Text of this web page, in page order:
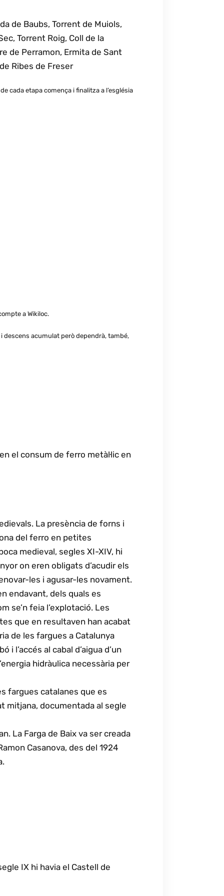
de Baubs, Torrent de Muiols,
Torrent Roig, Coll de la
de Perramon, Ermita de Sant
Ribes de Freser
cada etapa comença i finalitza a l’església
a Wikiloc.
descens acumulat però dependrà, també,
el consum de ferro metàl·lic en
La presència de forns i
del ferro en petites
medieval, segles XI-XIV, hi
on eren obligats d’acudir els
les i agusar-les novament.
endavant, dels quals es
se’n feia l’explotació. Les
que en resultaven han acabat
de les fargues a Catalunya
l’accés al cabal d’aigua d’un
hidràulica necessària per
fargues catalanes que es
mitjana, documentada al segle
La Farga de Baix va ser creada
Casanova, des del 1924
IX hi havia el Castell de